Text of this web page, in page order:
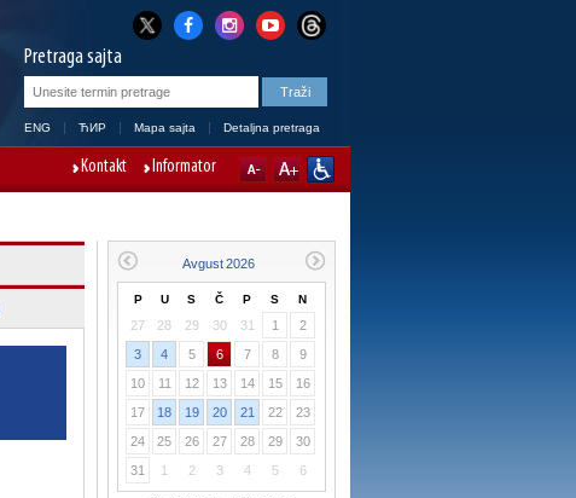
Pretraga sajta
ENG ЋИР Mapa sajta Detaljna pretraga
Kontakt Informator
P U S Č P S N
27 28 29 30 31 1
2
3
4 5 6 7 8
9
10
11 12 13 14 15
16
17
18 19 20 21 22
23
24
25 26 27 28 29
30
31
1 2 3 4 5 6